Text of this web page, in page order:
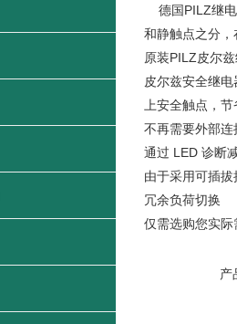
德国PILZ继电
和静触点之分
原装PILZ皮尔
皮尔兹安全继
上安全触点，
不再需要外部
通过 LED 诊断
由于采用可插
冗余负荷切换
仅需选购您实
产